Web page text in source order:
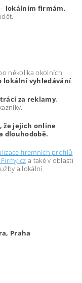
lokálním firmám,
několika okolních.
lokální vyhledávání.
za reklamy,
že jejich online
dlouhodobě.
firemních profilů
a také v oblasti
a lokální
Praha